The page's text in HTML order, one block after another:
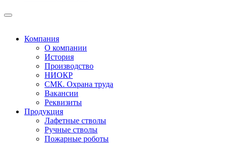
Компания
О компании
История
Производство
НИОКР
СМК. Охрана труда
Вакансии
Реквизиты
Продукция
Лафетные стволы
Ручные стволы
Пожарные роботы